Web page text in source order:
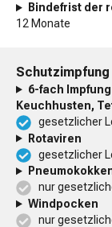
Bindefrist der
12 Monate
Schutzimpfung
6-fach
Keuchhusten,
gesetzlicher
Rotaviren
gesetzlicher
nur
Windpocken
nur